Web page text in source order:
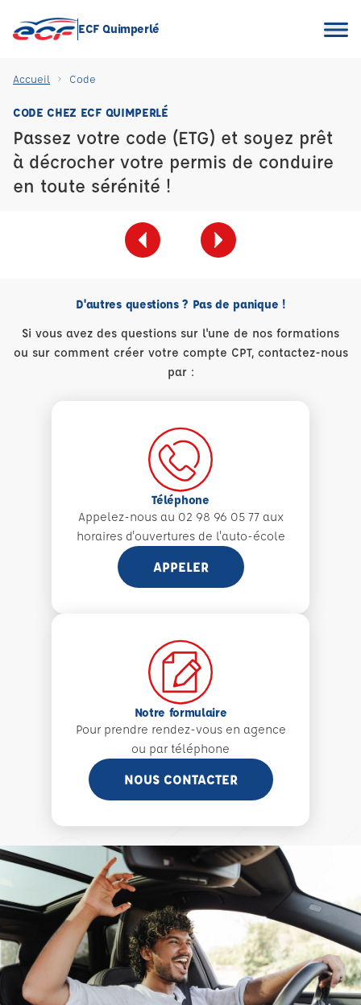
ECF Quimperlé
Accueil Code
CODE CHEZ ECF QUIMPERLÉ
Passez votre code (ETG) et soyez prêt
à décrocher votre permis de conduire
en toute sérénité !
D'autres questions ? Pas de panique !
Si vous avez des questions sur l'une de nos formations
ou sur comment créer votre compte CPT, contactez-nous
par :
Téléphone
Appelez-nous au 02 98 96 05 77 aux
horaires d'ouvertures de l'auto-école
APPELER
Notre formulaire
Pour prendre rendez-vous en agence
ou par téléphone
NOUS CONTACTER